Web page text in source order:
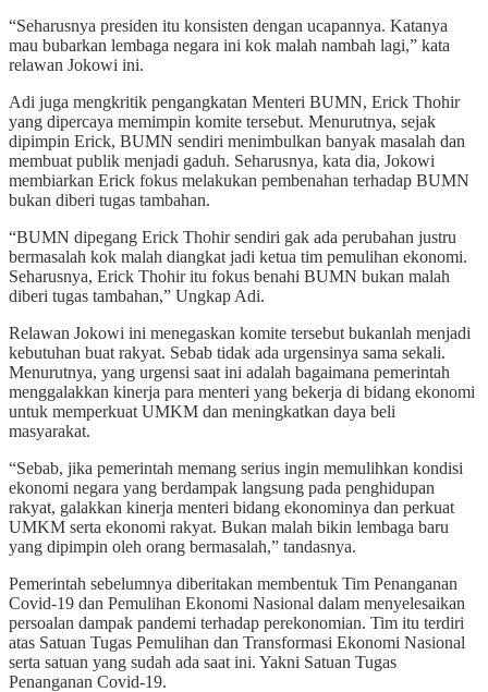
“Seharusnya presiden itu konsisten dengan ucapannya. Katanya
mau bubarkan lembaga negara ini kok malah nambah lagi,” kata
relawan Jokowi ini.
Adi juga mengkritik pengangkatan Menteri BUMN, Erick Thohir
yang dipercaya memimpin komite tersebut. Menurutnya, sejak
dipimpin Erick, BUMN sendiri menimbulkan banyak masalah dan
membuat publik menjadi gaduh. Seharusnya, kata dia, Jokowi
membiarkan Erick fokus melakukan pembenahan terhadap BUMN
bukan diberi tugas tambahan.
“BUMN dipegang Erick Thohir sendiri gak ada perubahan justru
bermasalah kok malah diangkat jadi ketua tim pemulihan ekonomi.
Seharusnya, Erick Thohir itu fokus benahi BUMN bukan malah
diberi tugas tambahan,” Ungkap Adi.
Relawan Jokowi ini menegaskan komite tersebut bukanlah menjadi
kebutuhan buat rakyat. Sebab tidak ada urgensinya sama sekali.
Menurutnya, yang urgensi saat ini adalah bagaimana pemerintah
menggalakkan kinerja para menteri yang bekerja di bidang ekonomi
untuk memperkuat UMKM dan meningkatkan daya beli
masyarakat.
“Sebab, jika pemerintah memang serius ingin memulihkan kondisi
ekonomi negara yang berdampak langsung pada penghidupan
rakyat, galakkan kinerja menteri bidang ekonominya dan perkuat
UMKM serta ekonomi rakyat. Bukan malah bikin lembaga baru
yang dipimpin oleh orang bermasalah,” tandasnya.
Pemerintah sebelumnya diberitakan membentuk Tim Penanganan
Covid-19 dan Pemulihan Ekonomi Nasional dalam menyelesaikan
persoalan dampak pandemi terhadap perekonomian. Tim itu terdiri
atas Satuan Tugas Pemulihan dan Transformasi Ekonomi Nasional
serta satuan yang sudah ada saat ini. Yakni Satuan Tugas
Penanganan Covid-19.